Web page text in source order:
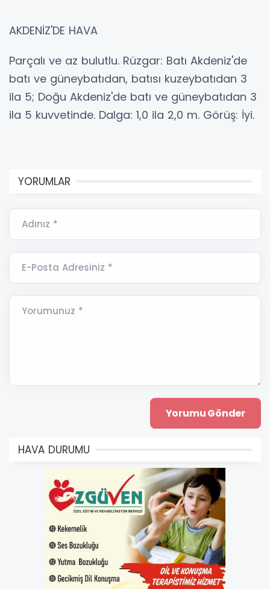
AKDENİZ'DE HAVA
Parçalı ve az bulutlu. Rüzgar: Batı Akdeniz'de
batı ve güneybatıdan, batısı kuzeybatıdan 3
ila 5; Doğu Akdeniz'de batı ve güneybatıdan 3
ila 5 kuvvetinde. Dalga: 1,0 ila 2,0 m. Görüş: İyi.
YORUMLAR
Adınız *
E-Posta Adresiniz *
Yorumunuz *
HAVA DURUMU